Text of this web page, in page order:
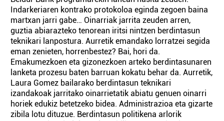
Indarkeriaren kontrako protokoloa eginda zegoen baina
martxan jarri gabe… Oinarriak jarrita zeuden arren,
guztia abiarazteko tenorean iritsi nintzen berdintasun
teknikari lanpostura. Aurretik emandako lorratzei segida
eman zenieten, horrenbestez? Bai, hori da.
Emakumezkoen eta gizonezkoen arteko berdintasunaren
lanketa prozesu baten barruan kokatu behar da. Aurretik,
Laura Gomez bailarako berdintasun teknikari
izandakoak jarritako oinarrietatik abiatu genuen oinarri
horiek edukiz betetzeko bidea. Administrazioa eta gizarte
zibila lotu dituzue. Berdintasun politikena arlorik